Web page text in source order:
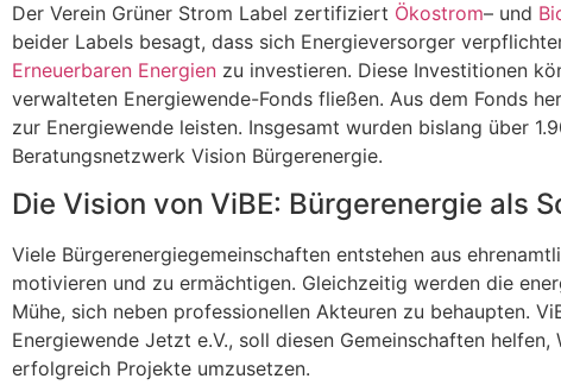
Der Verein Grüner Strom Label zertifiziert Ökostrom– und
beider Labels besagt, dass sich Energieversorger
Erneuerbaren Energien zu investieren. Diese Investitionen
verwalteten Energiewende-Fonds fließen. Aus dem Fonds
zur Energiewende leisten. Insgesamt wurden bislang über
Beratungsnetzwerk Vision Bürgerenergie.
Die Vision von ViBE: Bürgerenergie als
Viele Bürgerenergiegemeinschaften entstehen aus
motivieren und zu ermächtigen. Gleichzeitig werden die
Mühe, sich neben professionellen Akteuren zu behaupten.
Energiewende Jetzt e.V., soll diesen Gemeinschaften
erfolgreich Projekte umzusetzen.